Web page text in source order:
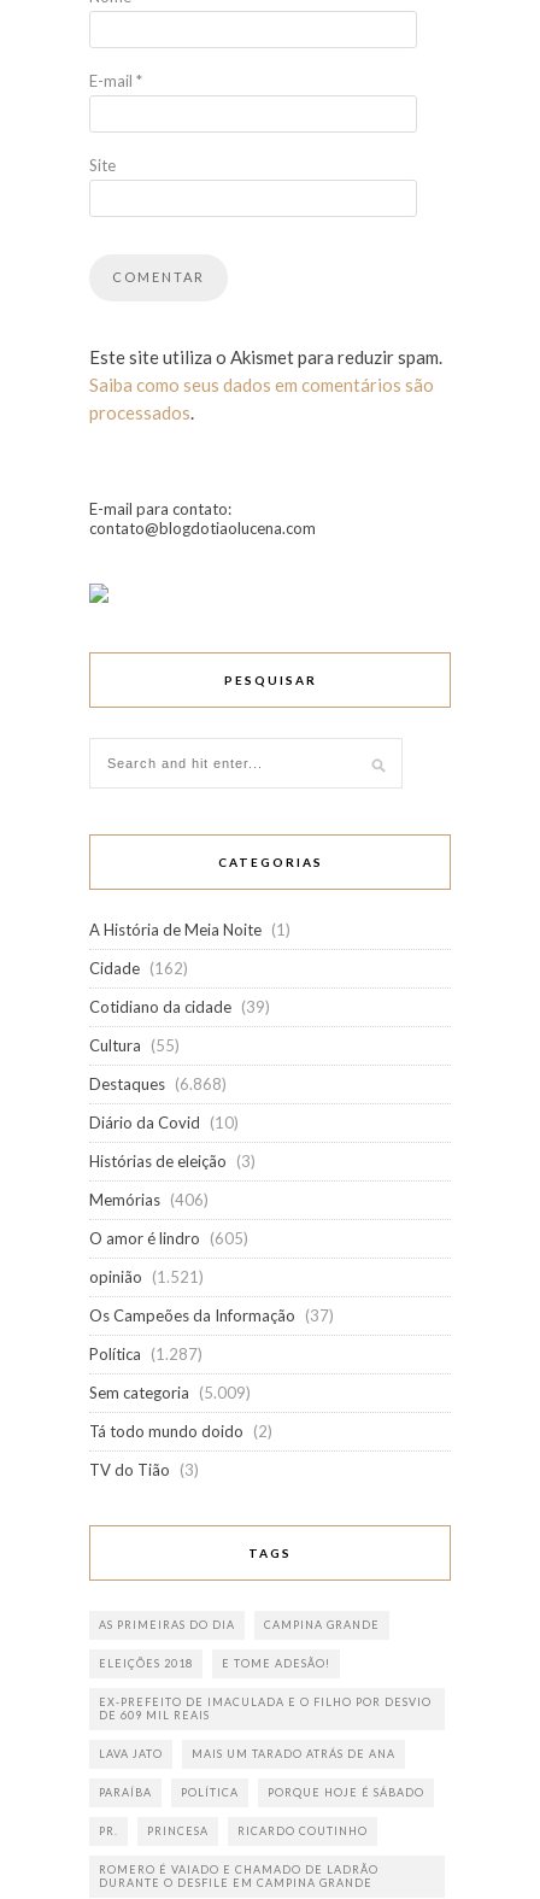
E-mail *
Site
Este site utiliza o Akismet para reduzir spam.
Saiba como seus dados em comentários são
processados.
E-mail para contato:
contato@blogdotiaolucena.com
PESQUISAR
CATEGORIAS
A História de Meia Noite (1)
Cidade (162)
Cotidiano da cidade (39)
Cultura
(55)
Destaques (6.868)
Diário da Covid
(10)
Histórias de eleição
(3)
Memórias (406)
O amor é lindro
(605)
opinião
(1.521)
Os Campeões da Informação
(37)
Política
(1.287)
Sem categoria
(5.009)
Tá todo mundo doido
(2)
TV do Tião
(3)
TAGS
AS PRIMEIRAS DO DIA CAMPINA GRANDE
ELEIÇÕES 2018 E TOME ADESÃO!
EX-PREFEITO DE IMACULADA E O FILHO POR DESVIO
DE 609 MIL REAIS
LAVA JATO MAIS UM TARADO ATRÁS DE ANA
PARAÍBA POLÍTICA PORQUE HOJE É SÁBADO
PR. PRINCESA RICARDO COUTINHO
ROMERO É VAIADO E CHAMADO DE LADRÃO
DURANTE O DESFILE EM CAMPINA GRANDE